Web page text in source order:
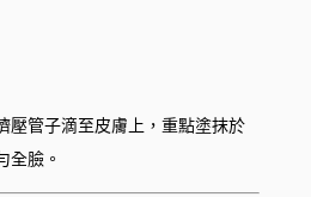
壓管子滴至皮膚上，重點塗抹於
全臉。